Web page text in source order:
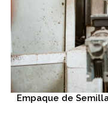
Empaque de